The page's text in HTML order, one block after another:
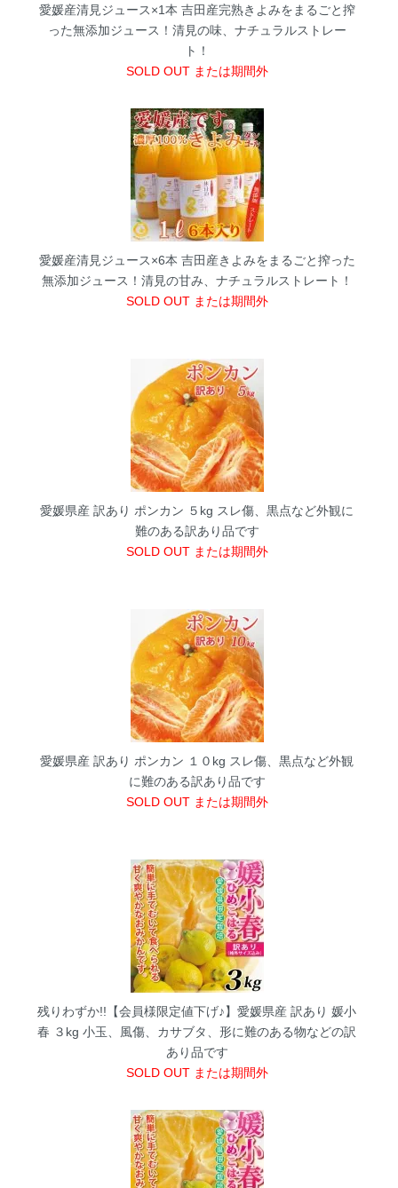
愛媛産清見ジュース×1本 吉田産完熟きよみをまるごと搾
った無添加ジュース！清見の味、ナチュラルストレー
ト！
SOLD OUT または期間外
愛媛産清見ジュース×6本 吉田産きよみをまるごと搾った
無添加ジュース！清見の甘み、ナチュラルストレート！
SOLD OUT または期間外
愛媛県産 訳あり ポンカン ５kg スレ傷、黒点など外観に
難のある訳あり品です
SOLD OUT または期間外
愛媛県産 訳あり ポンカン １０kg スレ傷、黒点など外観
に難のある訳あり品です
SOLD OUT または期間外
残りわずか!!【会員様限定値下げ♪】愛媛県産 訳あり 媛小
春 ３kg 小玉、風傷、カサブタ、形に難のある物などの訳
あり品です
SOLD OUT または期間外